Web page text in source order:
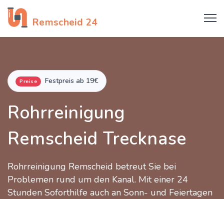
Remscheid 24
Preise Festpreis ab 19€
Rohrreinigung
Remscheid Trecknase
Rohrreinigung Remscheid betreut Sie bei
Problemen rund um den Kanal. Mit einer 24
Stunden Soforthilfe auch an Sonn- und Feiertagen